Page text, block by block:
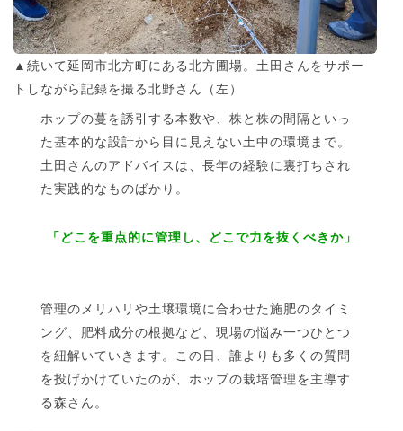
▲続いて延岡市北方町にある北方圃場。土田さんをサポー
トしながら記録を撮る北野さん（左）
ホップの蔓を誘引する本数や、株と株の間隔といっ
た基本的な設計から目に見えない土中の環境まで。
土田さんのアドバイスは、長年の経験に裏打ちされ
た実践的なものばかり。
「どこを重点的に管理し、どこで力を抜くべきか」
管理のメリハリや土壌環境に合わせた施肥のタイミ
ング、肥料成分の根拠など、現場の悩み一つひとつ
を紐解いていきます。この日、誰よりも多くの質問
を投げかけていたのが、ホップの栽培管理を主導す
る森さん。